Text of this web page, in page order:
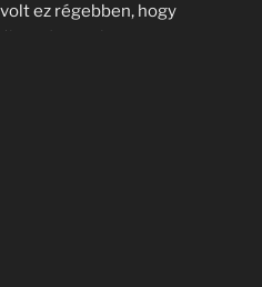
ez régebben, hogy
de szerintem